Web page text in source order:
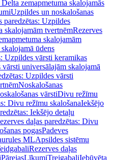
zemapmetuma skalojamās
Uzpildes un noskalošanas
paredzētas: Uzpildes
skalojamām tvertnēmRezerves
skalojamām
ūdens
Uzpildes vārsti keramikas
universālajām skalojamā
Uzpildes vārsti
Noskalošanas
vārstiDivu režīmu
Divu režīmu skalošanaIekšējo
Iekšējo detaļu
daļas paredzētas: Divu
pogasPadeves
MLApsildes sistēmu
Rezerves daļas
PārejasLīkumiTrejgabaliIebūvēta